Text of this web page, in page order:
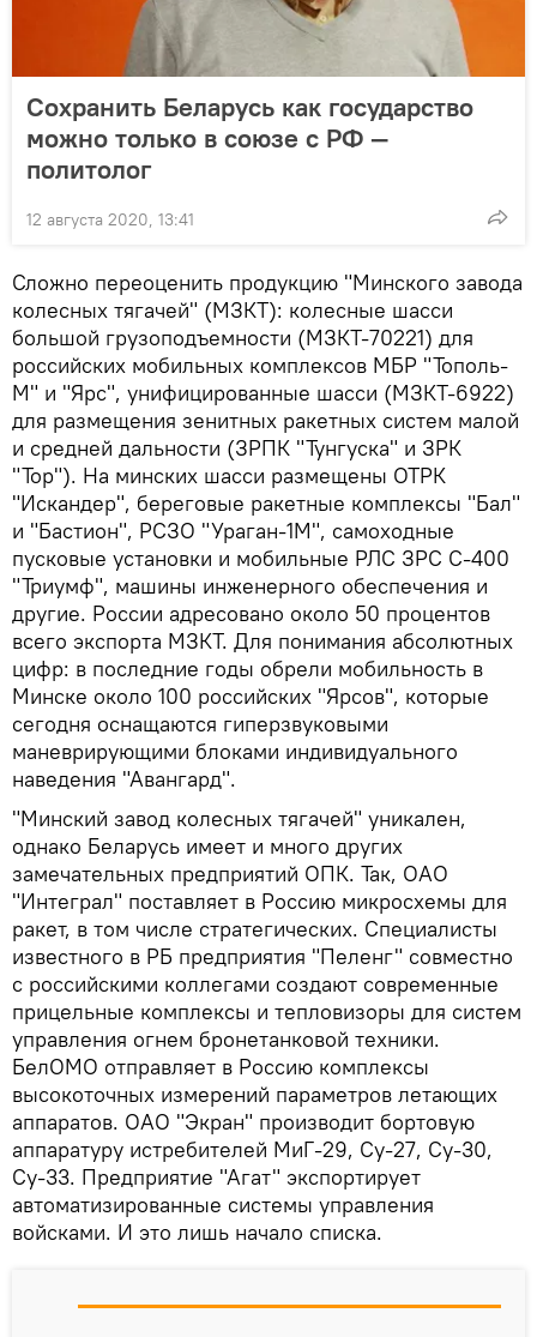
Сохранить Беларусь как государство
можно только в союзе с РФ ―
политолог
12 августа 2020, 13:41
Сложно переоценить продукцию "Минского завода
колесных тягачей" (МЗКТ): колесные шасси
большой грузоподъемности (МЗКТ-70221) для
российских мобильных комплексов МБР "Тополь-
М" и "Ярс", унифицированные шасси (МЗКТ-6922)
для размещения зенитных ракетных систем малой
и средней дальности (ЗРПК "Тунгуска" и ЗРК
"Тор"). На минских шасси размещены ОТРК
"Искандер", береговые ракетные комплексы "Бал"
и "Бастион", РСЗО "Ураган-1М", самоходные
пусковые установки и мобильные РЛС ЗРС С-400
"Триумф", машины инженерного обеспечения и
другие. России адресовано около 50 процентов
всего экспорта МЗКТ. Для понимания абсолютных
цифр: в последние годы обрели мобильность в
Минске около 100 российских "Ярсов", которые
сегодня оснащаются гиперзвуковыми
маневрирующими блоками индивидуального
наведения "Авангард".
"Минский завод колесных тягачей" уникален,
однако Беларусь имеет и много других
замечательных предприятий ОПК. Так, ОАО
"Интеграл" поставляет в Россию микросхемы для
ракет, в том числе стратегических. Специалисты
известного в РБ предприятия "Пеленг" совместно
с российскими коллегами создают современные
прицельные комплексы и тепловизоры для систем
управления огнем бронетанковой техники.
БелОМО отправляет в Россию комплексы
высокоточных измерений параметров летающих
аппаратов. ОАО "Экран" производит бортовую
аппаратуру истребителей МиГ-29, Су-27, Су-30,
Су-33. Предприятие "Агат" экспортирует
автоматизированные системы управления
войсками. И это лишь начало списка.